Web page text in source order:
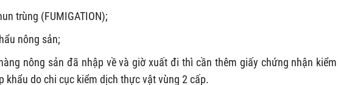
trùng (FUMIGATION);
nông sản;
nông sản đã nhập về và giờ xuất đi thì cần thêm giấy chứng nhận
khẩu do chi cục kiểm dịch thực vật vùng 2 cấp.